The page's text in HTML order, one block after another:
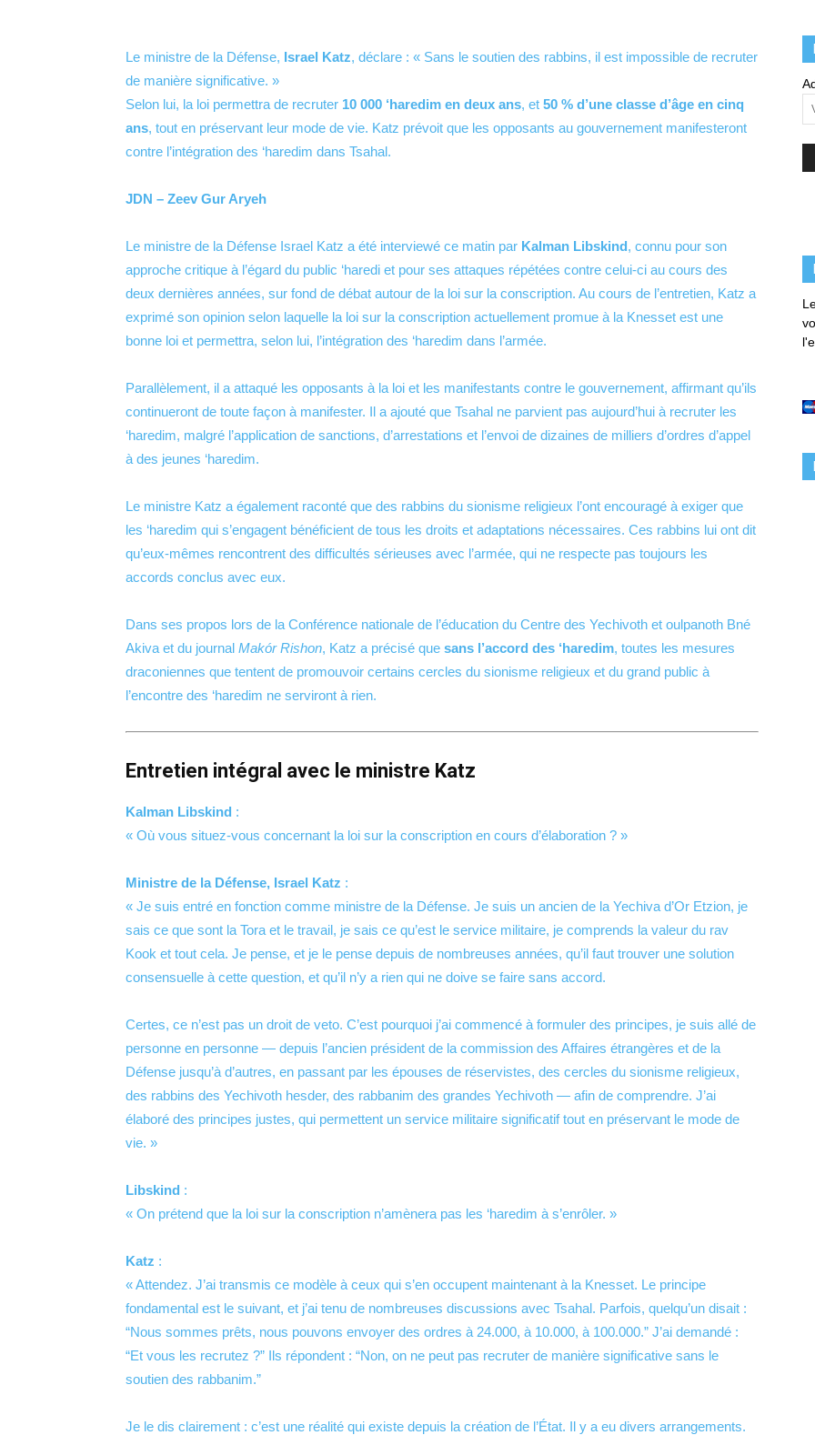
Le ministre de la Défense, Israel Katz, déclare : « Sans le soutien des rabbins, il est impossible de recruter
de manière significative. »
Selon lui, la loi permettra de recruter 10 000 ‘haredim en deux ans, et 50 % d’une classe d’âge en cinq
ans, tout en préservant leur mode de vie. Katz prévoit que les opposants au gouvernement manifesteront
contre l’intégration des ‘haredim dans Tsahal.
JDN – Zeev Gur Aryeh
Le ministre de la Défense Israel Katz a été interviewé ce matin par Kalman Libskind, connu pour son
approche critique à l’égard du public ‘haredi et pour ses attaques répétées contre celui-ci au cours des
deux dernières années, sur fond de débat autour de la loi sur la conscription. Au cours de l’entretien, Katz a
exprimé son opinion selon laquelle la loi sur la conscription actuellement promue à la Knesset est une
bonne loi et permettra, selon lui, l’intégration des ‘haredim dans l’armée.
Parallèlement, il a attaqué les opposants à la loi et les manifestants contre le gouvernement, affirmant qu’ils
continueront de toute façon à manifester. Il a ajouté que Tsahal ne parvient pas aujourd’hui à recruter les
‘haredim, malgré l’application de sanctions, d’arrestations et l’envoi de dizaines de milliers d’ordres d’appel
à des jeunes ‘haredim.
Le ministre Katz a également raconté que des rabbins du sionisme religieux l’ont encouragé à exiger que
les ‘haredim qui s’engagent bénéficient de tous les droits et adaptations nécessaires. Ces rabbins lui ont dit
qu’eux-mêmes rencontrent des difficultés sérieuses avec l’armée, qui ne respecte pas toujours les
accords conclus avec eux.
Dans ses propos lors de la Conférence nationale de l’éducation du Centre des Yechivoth et oulpanoth Bné
Akiva et du journal Makór Rishon, Katz a précisé que sans l’accord des ‘haredim, toutes les mesures
draconiennes que tentent de promouvoir certains cercles du sionisme religieux et du grand public à
l’encontre des ‘haredim ne serviront à rien.
Entretien intégral avec le ministre Katz
Kalman Libskind :
« Où vous situez-vous concernant la loi sur la conscription en cours d’élaboration ? »
Ministre de la Défense, Israel Katz :
« Je suis entré en fonction comme ministre de la Défense. Je suis un ancien de la Yechiva d’Or Etzion, je
sais ce que sont la Tora et le travail, je sais ce qu’est le service militaire, je comprends la valeur du rav
Kook et tout cela. Je pense, et je le pense depuis de nombreuses années, qu’il faut trouver une solution
consensuelle à cette question, et qu’il n’y a rien qui ne doive se faire sans accord.
Certes, ce n’est pas un droit de veto. C’est pourquoi j’ai commencé à formuler des principes, je suis allé de
personne en personne — depuis l’ancien président de la commission des Affaires étrangères et de la
Défense jusqu’à d’autres, en passant par les épouses de réservistes, des cercles du sionisme religieux,
des rabbins des Yechivoth hesder, des rabbanim des grandes Yechivoth — afin de comprendre. J’ai
élaboré des principes justes, qui permettent un service militaire significatif tout en préservant le mode de
vie. »
Libskind :
« On prétend que la loi sur la conscription n’amènera pas les ‘haredim à s’enrôler. »
Katz :
« Attendez. J’ai transmis ce modèle à ceux qui s’en occupent maintenant à la Knesset. Le principe
fondamental est le suivant, et j’ai tenu de nombreuses discussions avec Tsahal. Parfois, quelqu’un disait :
“Nous sommes prêts, nous pouvons envoyer des ordres à 24.000, à 10.000, à 100.000.” J’ai demandé :
“Et vous les recrutez ?” Ils répondent : “Non, on ne peut pas recruter de manière significative sans le
soutien des rabbanim.”
Je le dis clairement : c’est une réalité qui existe depuis la création de l’État. Il y a eu divers arrangements.